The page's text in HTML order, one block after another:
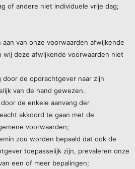
of andere niet individuele vrije dag;
aan van onze voorwaarden afwijkende
wij deze afwijkende voorwaarden niet
de opdrachtgever naar zijn
van de hand gewezen.
de enkele aanvang der
akkoord te gaan met de
voorwaarden;
zou worden bepaald dat ook de
toepasselijk zijn, prevaleren onze
een of meer bepalingen;